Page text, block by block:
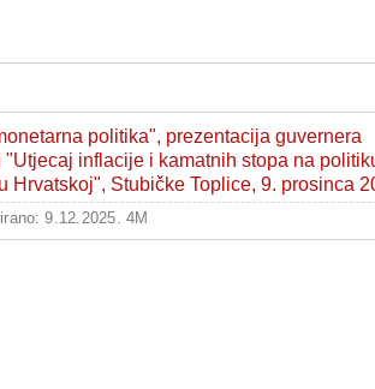
politika", prezentacija guvernera
inflacije i kamatnih stopa na
Hrvatskoj", Stubičke Toplice, 9. prosinca
9.12.2025. 4M